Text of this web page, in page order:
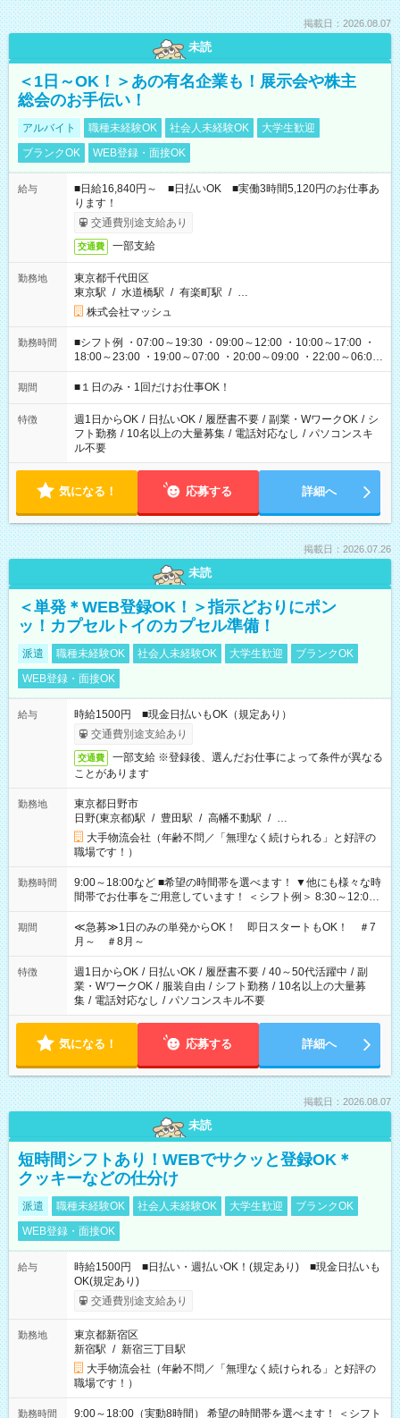
掲載日：2026.08.07
未読
＜1日～OK！＞あの有名企業も！展示会や株主
総会のお手伝い！
アルバイト 職種未経験OK 社会人未経験OK
大学生歓迎
ブランクOK
WEB登録・面接OK
給与
■日給16,840円～ ■日払いOK ■実働3時間5,120円のお仕事あ
ります！
交通費別途支給あり
交通費 一部支給
勤務地
東京都千代田区
東京駅 / 水道橋駅 / 有楽町駅 / …
株式会社マッシュ
勤務時間
■シフト例 ・07:00～19:30 ・09:00～12:00 ・10:00～17:00 ・
18:00～23:00 ・19:00～07:00 ・20:00～09:00 ・22:00～06:00
etc ★最短で3時間で5,120円のお仕事から 15時間で2万円近く稼
げるお仕事も！ ご希望のお時間に合わせてご紹介！ ※シフトは
ください！
期間 ■１日のみ・1回だけお仕事OK！
特徴 週1日からOK / 日払いOK / 履歴書不要 / 副業・WワークOK / シ
フト勤務 / 10名以上の大量募集 / 電話対応なし / パソコンスキ
ル不要
気になる！ 応募する 詳細へ
掲載日：2026.07.26
未読
＜単発＊WEB登録OK！＞指示どおりにポン
ッ！カプセルトイのカプセル準備！
派遣 職種未経験OK 社会人未経験OK 大学生歓迎
ブランクOK
WEB登録・面接OK
給与
時給1500円 ■現金日払いもOK（規定あり）
交通費別途支給あり
交通費
一部支給 ※登録後、選んだお仕事によって条件が異なる
ことがあります
勤務地
東京都日野市
日野(東京都)駅 / 豊田駅 / 高幡不動駅 / …
大手物流会社（年齢不問／「無理なく続けられる」と好評の
職場です！）
勤務時間
9:00～18:00など ■希望の時間帯を選べます！ ▼他にも様々な時
間帯でお仕事をご用意しています！ ＜シフト例＞ 8:30～12:00
17:00～22:00 13:00～22:00 22:00～翌6:00 など
期間
≪急募≫1日のみの単発からOK！ 即日スタートもOK！ ＃7
月～ ＃8月～
特徴 週1日からOK / 日払いOK / 履歴書不要 / 40～50代活躍中 / 副
業・WワークOK / 服装自由 / シフト勤務 / 10名以上の大量募
集 / 電話対応なし / パソコンスキル不要
気になる！ 応募する 詳細へ
掲載日：2026.08.07
未読
短時間シフトあり！WEBでサクッと登録OK＊
クッキーなどの仕分け
派遣 職種未経験OK 社会人未経験OK 大学生歓迎
ブランクOK
WEB登録・面接OK
給与
時給1500円 ■日払い・週払いOK！(規定あり) ■現金日払いも
OK(規定あり)
交通費別途支給あり
勤務地
東京都新宿区
新宿駅 / 新宿三丁目駅
大手物流会社（年齢不問／「無理なく続けられる」と好評の
職場です！）
勤務時間 9:00～18:00（実動8時間） 希望の時間帯を選べます！ ＜シフト